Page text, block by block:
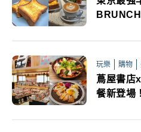
玩樂 購物
蔦屋書店
餐新登場